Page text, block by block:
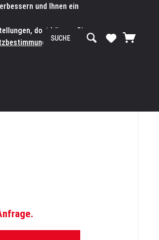
Service/Hilfe
und Ihnen ein
dort können Sie
Zum